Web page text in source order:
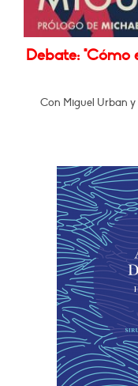
Debate: "Cómo
Con Miguel Urban y